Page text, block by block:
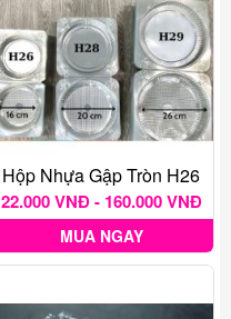
Hộp Nhựa Gập Tròn H26
22.000 VNĐ - 160.000 VNĐ
MUA NGAY